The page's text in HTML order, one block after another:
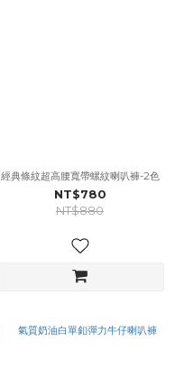
經典條紋超高腰寬帶螺紋喇叭褲-2色
NT$780
NT$880